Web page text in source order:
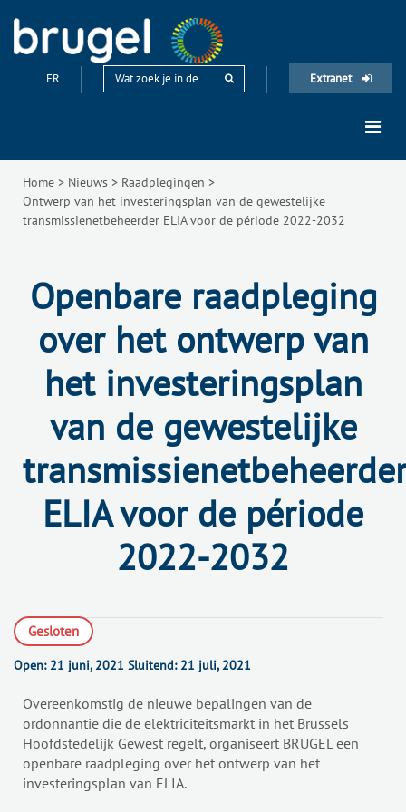
FR Extranet
Home > Nieuws > Raadplegingen >
Ontwerp van het investeringsplan van de gewestelijke
transmissienetbeheerder ELIA voor de période 2022-2032
Openbare raadpleging
over het ontwerp van
het investeringsplan
van de gewestelijke
ELIA voor de période
2022-2032
Gesloten
Open:21 juni, 2021 Sluitend:21 juli, 2021
Overeenkomstig de nieuwe bepalingen van de
ordonnantie die de elektriciteitsmarkt in het Brussels
Hoofdstedelijk Gewest regelt, organiseert BRUGEL een
openbare raadpleging over het ontwerp van het
investeringsplan van ELIA.